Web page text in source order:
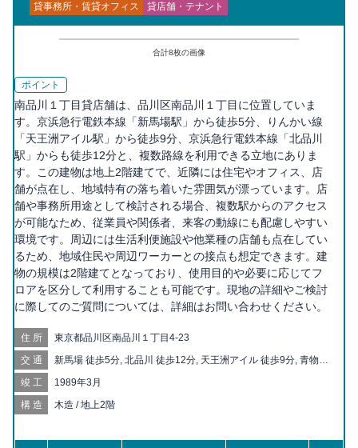
貸事務所・賃貸オフィス 貸店舗・テナント
合計8枚の画像
ポイント
南品川１丁目貸店舗は、品川区南品川１丁目に位置していま
す。京浜急行電鉄本線「新馬場駅」から徒歩5分、りんかい線
「天王洲アイル駅」から徒歩9分、京浜急行電鉄本線「北品川
駅」からも徒歩12分と、複数路線を利用できる立地にありま
す。この建物は地上2階建てで、近隣には住宅やオフィス、店
舗が点在し、地域特有の落ち着いた雰囲気が漂っています。店
舗や事務所用途として検討される場合、複数駅からのアクセス
が可能なため、従業員や関係者、来客の動線にも配慮しやすい
環境です。周辺には生活利便施設や他業種の店舗も点在してい
るため、地域住民や周辺ワーカーとの接点も想定できます。建
物の規模は2階建てとなっており、使用目的や必要に応じてフ
ロアを区分して利用することも可能です。現地の詳細やご検討
に際してのご質問については、詳細はお問い合わせください。
住所 東京都品川区南品川１丁目4-23
交通
新馬場 徒歩5分, 北品川 徒歩12分, 天王洲アイル 徒歩9分, 青物横
歩17分, 大井町 徒歩17分, 大崎 徒歩19分
竣工 1989年3月
構造 木造 / 地上2階